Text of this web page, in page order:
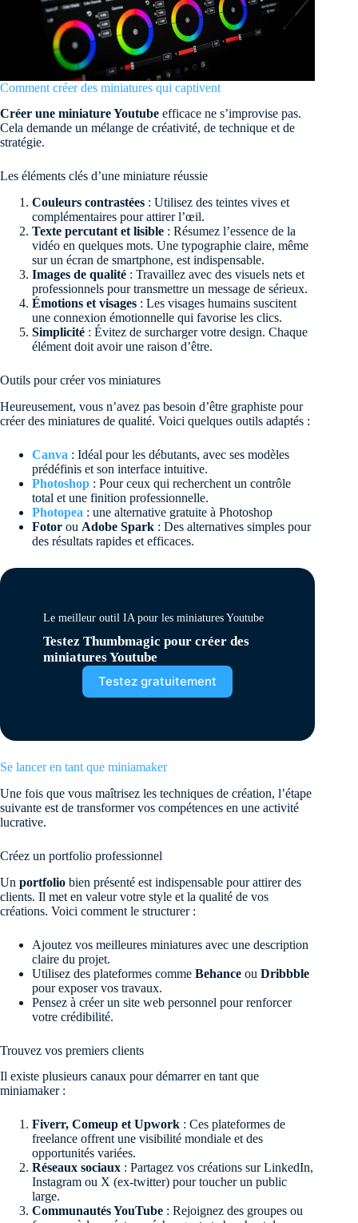
Comment créer des miniatures qui captivent
Créer une miniature Youtube efficace ne s’improvise pas.
Cela demande un mélange de créativité, de technique et de
stratégie.
Les éléments clés d’une miniature réussie
Couleurs contrastées : Utilisez des teintes vives et
complémentaires pour attirer l’œil.
Texte percutant et lisible : Résumez l’essence de la
vidéo en quelques mots. Une typographie claire, même
sur un écran de smartphone, est indispensable.
Images de qualité : Travaillez avec des visuels nets et
professionnels pour transmettre un message de sérieux.
Émotions et visages : Les visages humains suscitent
une connexion émotionnelle qui favorise les clics.
Simplicité : Évitez de surcharger votre design. Chaque
élément doit avoir une raison d’être.
Outils pour créer vos miniatures
Heureusement, vous n’avez pas besoin d’être graphiste pour
créer des miniatures de qualité. Voici quelques outils adaptés :
Canva : Idéal pour les débutants, avec ses modèles
prédéfinis et son interface intuitive.
Photoshop : Pour ceux qui recherchent un contrôle
total et une finition professionnelle.
Photopea : une alternative gratuite à Photoshop
Fotor ou Adobe Spark : Des alternatives simples pour
des résultats rapides et efficaces.
Le meilleur outil IA pour les miniatures Youtube
Testez Thumbmagic pour créer des
miniatures Youtube
Testez gratuitement
Se lancer en tant que miniamaker
Une fois que vous maîtrisez les techniques de création, l’étape
suivante est de transformer vos compétences en une activité
lucrative.
Créez un portfolio professionnel
Un portfolio bien présenté est indispensable pour attirer des
clients. Il met en valeur votre style et la qualité de vos
créations. Voici comment le structurer :
Ajoutez vos meilleures miniatures avec une description
claire du projet.
Utilisez des plateformes comme Behance ou Dribbble
pour exposer vos travaux.
Pensez à créer un site web personnel pour renforcer
votre crédibilité.
Trouvez vos premiers clients
Il existe plusieurs canaux pour démarrer en tant que
miniamaker :
Fiverr, Comeup et Upwork : Ces plateformes de
freelance offrent une visibilité mondiale et des
opportunités variées.
Réseaux sociaux : Partagez vos créations sur LinkedIn,
Instagram ou X (ex-twitter) pour toucher un public
large.
Communautés YouTube : Rejoignez des groupes ou